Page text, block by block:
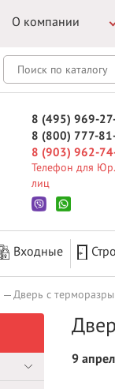
О компании
8 (495) 969-
8 (800) 777-
8 (903) 962-
Телефон для Юр.
лиц
Входные
Дверь с
9